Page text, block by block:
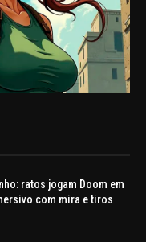
ratos jogam Doom em
com mira e tiros